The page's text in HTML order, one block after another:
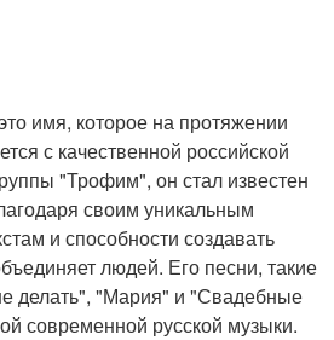
имя, которое на протяжении
с качественной российской
"Трофим", он стал известен
своим уникальным
и способности создавать
людей. Его песни, такие
делать", "Мария" и "Свадебные
современной русской музыки.